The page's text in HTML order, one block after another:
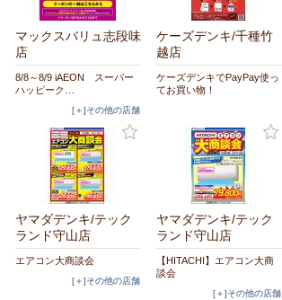
マックスバリュ志段味
店
8/8～8/9 iAEON スーパー
ハッピーク…
[＋]その他の店舗
ケーズデンキ/千種竹
越店
ケーズデンキでPayPay使っ
てお買い物！
ヤマダデンキ/テック
ランド守山店
エアコン大商談会
[＋]その他の店舗
ヤマダデンキ/テック
ランド守山店
【HITACHI】エアコン大商
談会
[＋]その他の店舗